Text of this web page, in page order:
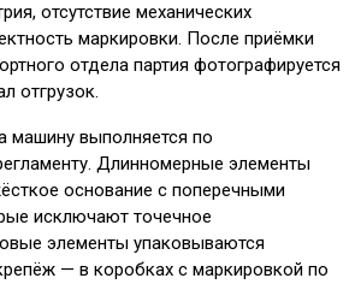
отсутствие механических
маркировки. После приёмки
отдела партия фотографируется
отгрузок.
машину выполняется по
Длинномерные элементы
основание с поперечными
исключают точечное
элементы упаковываются
— в коробках с маркировкой по